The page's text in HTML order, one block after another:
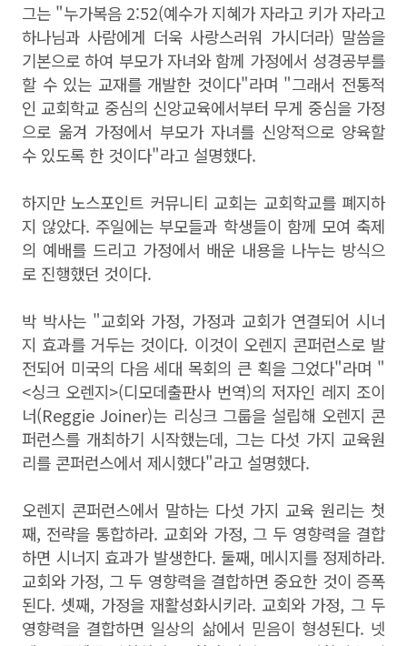
그는 "누가복음 2:52(예수가 지혜가 자라고 키가 자라고
하나님과 사람에게 더욱 사랑스러워 가시더라) 말씀을
기본으로 하여 부모가 자녀와 함께 가정에서 성경공부를
할 수 있는 교재를 개발한 것이다"라며 "그래서 전통적
인 교회학교 중심의 신앙교육에서부터 무게 중심을 가정
으로 옮겨 가정에서 부모가 자녀를 신앙적으로 양육할
수 있도록 한 것이다"라고 설명했다.
하지만 노스포인트 커뮤니티 교회는 교회학교를 폐지하
지 않았다. 주일에는 부모들과 학생들이 함께 모여 축제
의 예배를 드리고 가정에서 배운 내용을 나누는 방식으
로 진행했던 것이다.
박 박사는 "교회와 가정, 가정과 교회가 연결되어 시너
지 효과를 거두는 것이다. 이것이 오렌지 콘퍼런스로 발
전되어 미국의 다음 세대 목회의 큰 획을 그었다"라며 "
<싱크 오렌지>(디모데출판사 번역)의 저자인 레지 조이
너(Reggie Joiner)는 리싱크 그룹을 설립해 오렌지 콘
퍼런스를 개최하기 시작했는데, 그는 다섯 가지 교육원
리를 콘퍼런스에서 제시했다"라고 설명했다.
오렌지 콘퍼런스에서 말하는 다섯 가지 교육 원리는 첫
째, 전략을 통합하라. 교회와 가정, 그 두 영향력을 결합
하면 시너지 효과가 발생한다. 둘째, 메시지를 정제하라.
교회와 가정, 그 두 영향력을 결합하면 중요한 것이 증폭
된다.셋째, 가정을 재활성화시키라. 교회와 가정, 그 두
영향력을 결합하면 일상의 삶에서 믿음이 형성된다. 넷